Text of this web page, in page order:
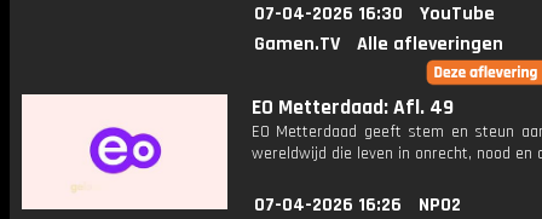
07-04-2026 16:30
YouTube
Gamen.TV
Alle afleveringen
EO Metterdaad: Afl. 49
EO Metterdaad geeft stem en steun
wereldwijd die leven in onrecht, nood en
07-04-2026 16:26
NPO2